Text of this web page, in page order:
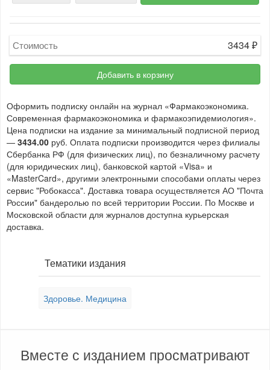
Стоимость 3434₽
Добавить в корзину
Оформить подписку онлайн на журнал «Фармакоэкономика.
Современная фармакоэкономика и фармакоэпидемиология».
Цена подписки на издание за минимальный подписной период
— 3434.00 руб. Оплата подписки производится через филиалы
Сбербанка РФ (для физических лиц), по безналичному расчету
(для юридических лиц), банковской картой «Visa» и
«MasterCard», другими электронными способами оплаты через
сервис "Робокасса". Доставка товара осуществляется АО "Почта
России" бандеролью по всей территории России. По Москве и
Московской области для журналов доступна курьерская
доставка.
Тематики издания
Здоровье. Медицина
Вместе с изданием просматривают